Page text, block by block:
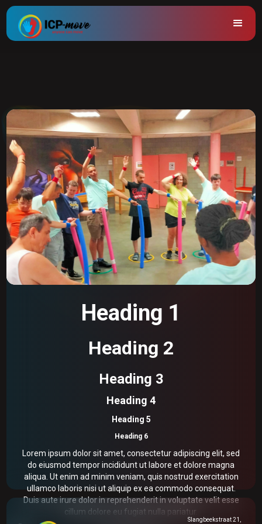
Heading
Ervaar de kracht van beweging!
Heading 1
Heading 2
Heading 3
Heading 4
Heading 5
Heading 6
Lorem ipsum dolor sit amet, consectetur adipiscing elit, sed
do eiusmod tempor incididunt ut labore et dolore magna
aliqua. Ut enim ad minim veniam, quis nostrud exercitation
ullamco laboris nisi ut aliquip ex ea commodo consequat.
Duis aute irure dolor in reprehenderit in voluptate velit esse
cillum dolore eu fugiat nulla pariatur.
Slangbeekstraat 21,